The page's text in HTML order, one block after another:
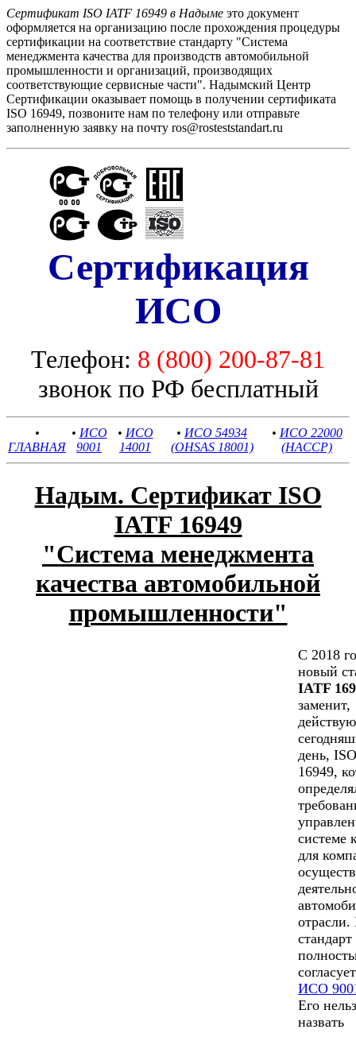
Сертификат ISO IATF 16949 в Надыме это документ
оформляется на организацию после прохождения процедуры
сертификации на соответствие стандарту "Cистема
менеджмента качества для производств автомобильной
промышленности и организаций, производящих
соответствующие сервисные части". Надымский Центр
Сертификации оказывает помощь в получении сертификата
ISO 16949, позвоните нам по телефону или отправьте
заполненную заявку на почту ros@rosteststandart.ru
Сертификация
ИСО
Телефон: 8 (800) 200-87-81
звонок по РФ бесплатный
•
ГЛАВНАЯ
• ИСО
9001
• ИСО
14001
• ИСО 54934
(OHSAS 18001)
• ИСО 22000
(HACCP)
Надым. Сертификат ISO
IATF 16949
"Cистема менеджмента
качества автомобильной
промышленности"
С 2018
новый
IATF
заменит,
день,
16949,
системе
для
стандарт
ИСО
Его
назвать